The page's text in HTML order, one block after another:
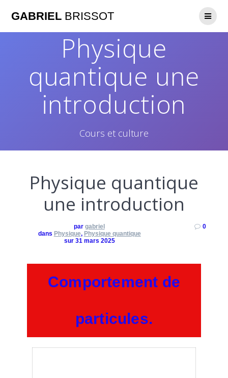
GABRIEL BRISSOT
Physique
quantique une
introduction
Cours et culture
Physique quantique
une introduction
par gabriel
dans Physique, Physique quantique
sur 31 mars 2025
0
Comportement de
particules.